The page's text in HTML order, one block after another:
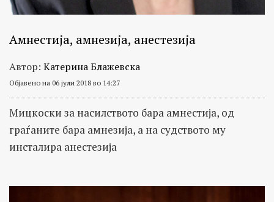
Амнестија, амнезија, анестезија
Автор: Катерина Блажевска
Објавено на 06 јули 2018 во 14:27
Мицкоски за насилството бара амнестија, од
граѓаните бара амнезија, а на судството му
инсталира анестезија